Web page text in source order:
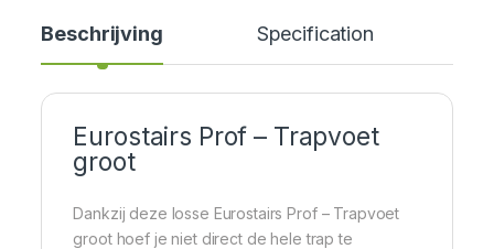
Beschrijving Specification
Eurostairs Prof – Trapvoet
groot
Dankzij deze losse Eurostairs Prof – Trapvoet
groot hoef je niet direct de hele trap te